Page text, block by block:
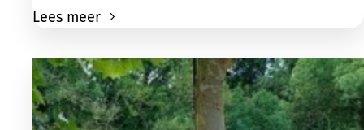
Lees meer